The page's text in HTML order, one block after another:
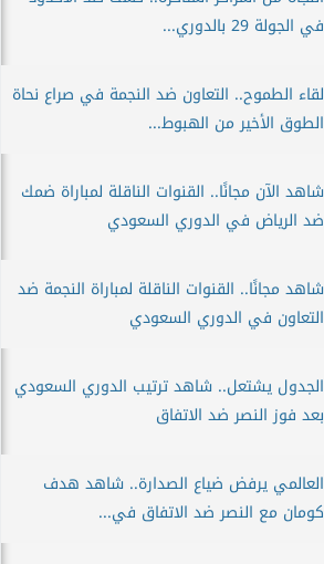
في الجولة 29 بالدوري...
لقاء الطموح.. التعاون ضد النجمة في صراع نحاة
الطوق الأخير من الهبوط...
شاهد الآن مجانًا.. القنوات الناقلة لمباراة ضمك
ضد الرياض في الدوري السعودي
شاهد مجانًا.. القنوات الناقلة لمباراة النجمة ضد
التعاون في الدوري السعودي
الجدول يشتعل.. شاهد ترتيب الدوري السعودي
بعد فوز النصر ضد الاتفاق
العالمي يرفض ضياع الصدارة.. شاهد هدف
كومان مع النصر ضد الاتفاق في...